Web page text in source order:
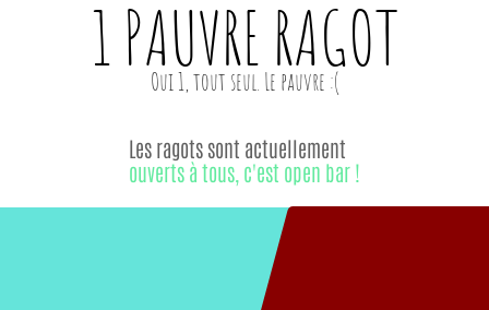
1 PAUVRE RAGOT
Les ragots sont actuellement
ouverts à tous, c'est open bar !